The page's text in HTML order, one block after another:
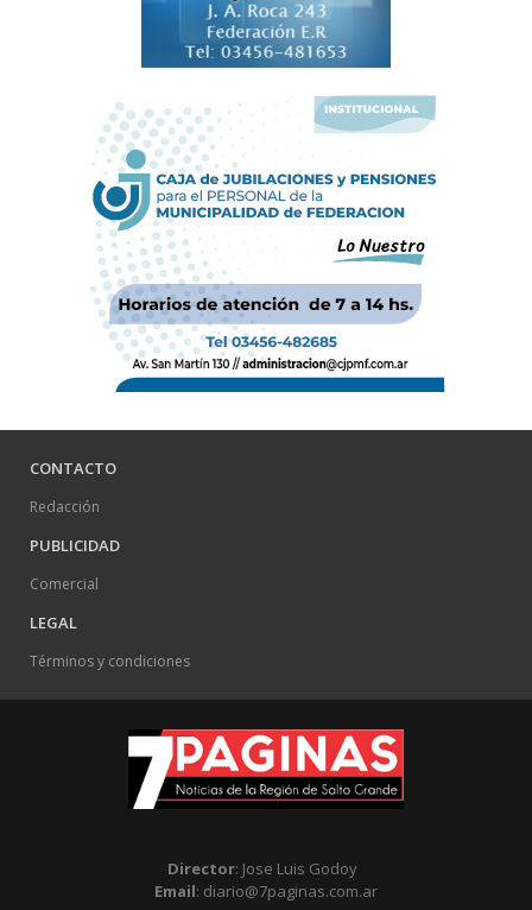
CONTACTO
Redacción
PUBLICIDAD
Comercial
LEGAL
Términos y condiciones
Director: Jose Luis Godoy
Email: diario@7paginas.com.ar